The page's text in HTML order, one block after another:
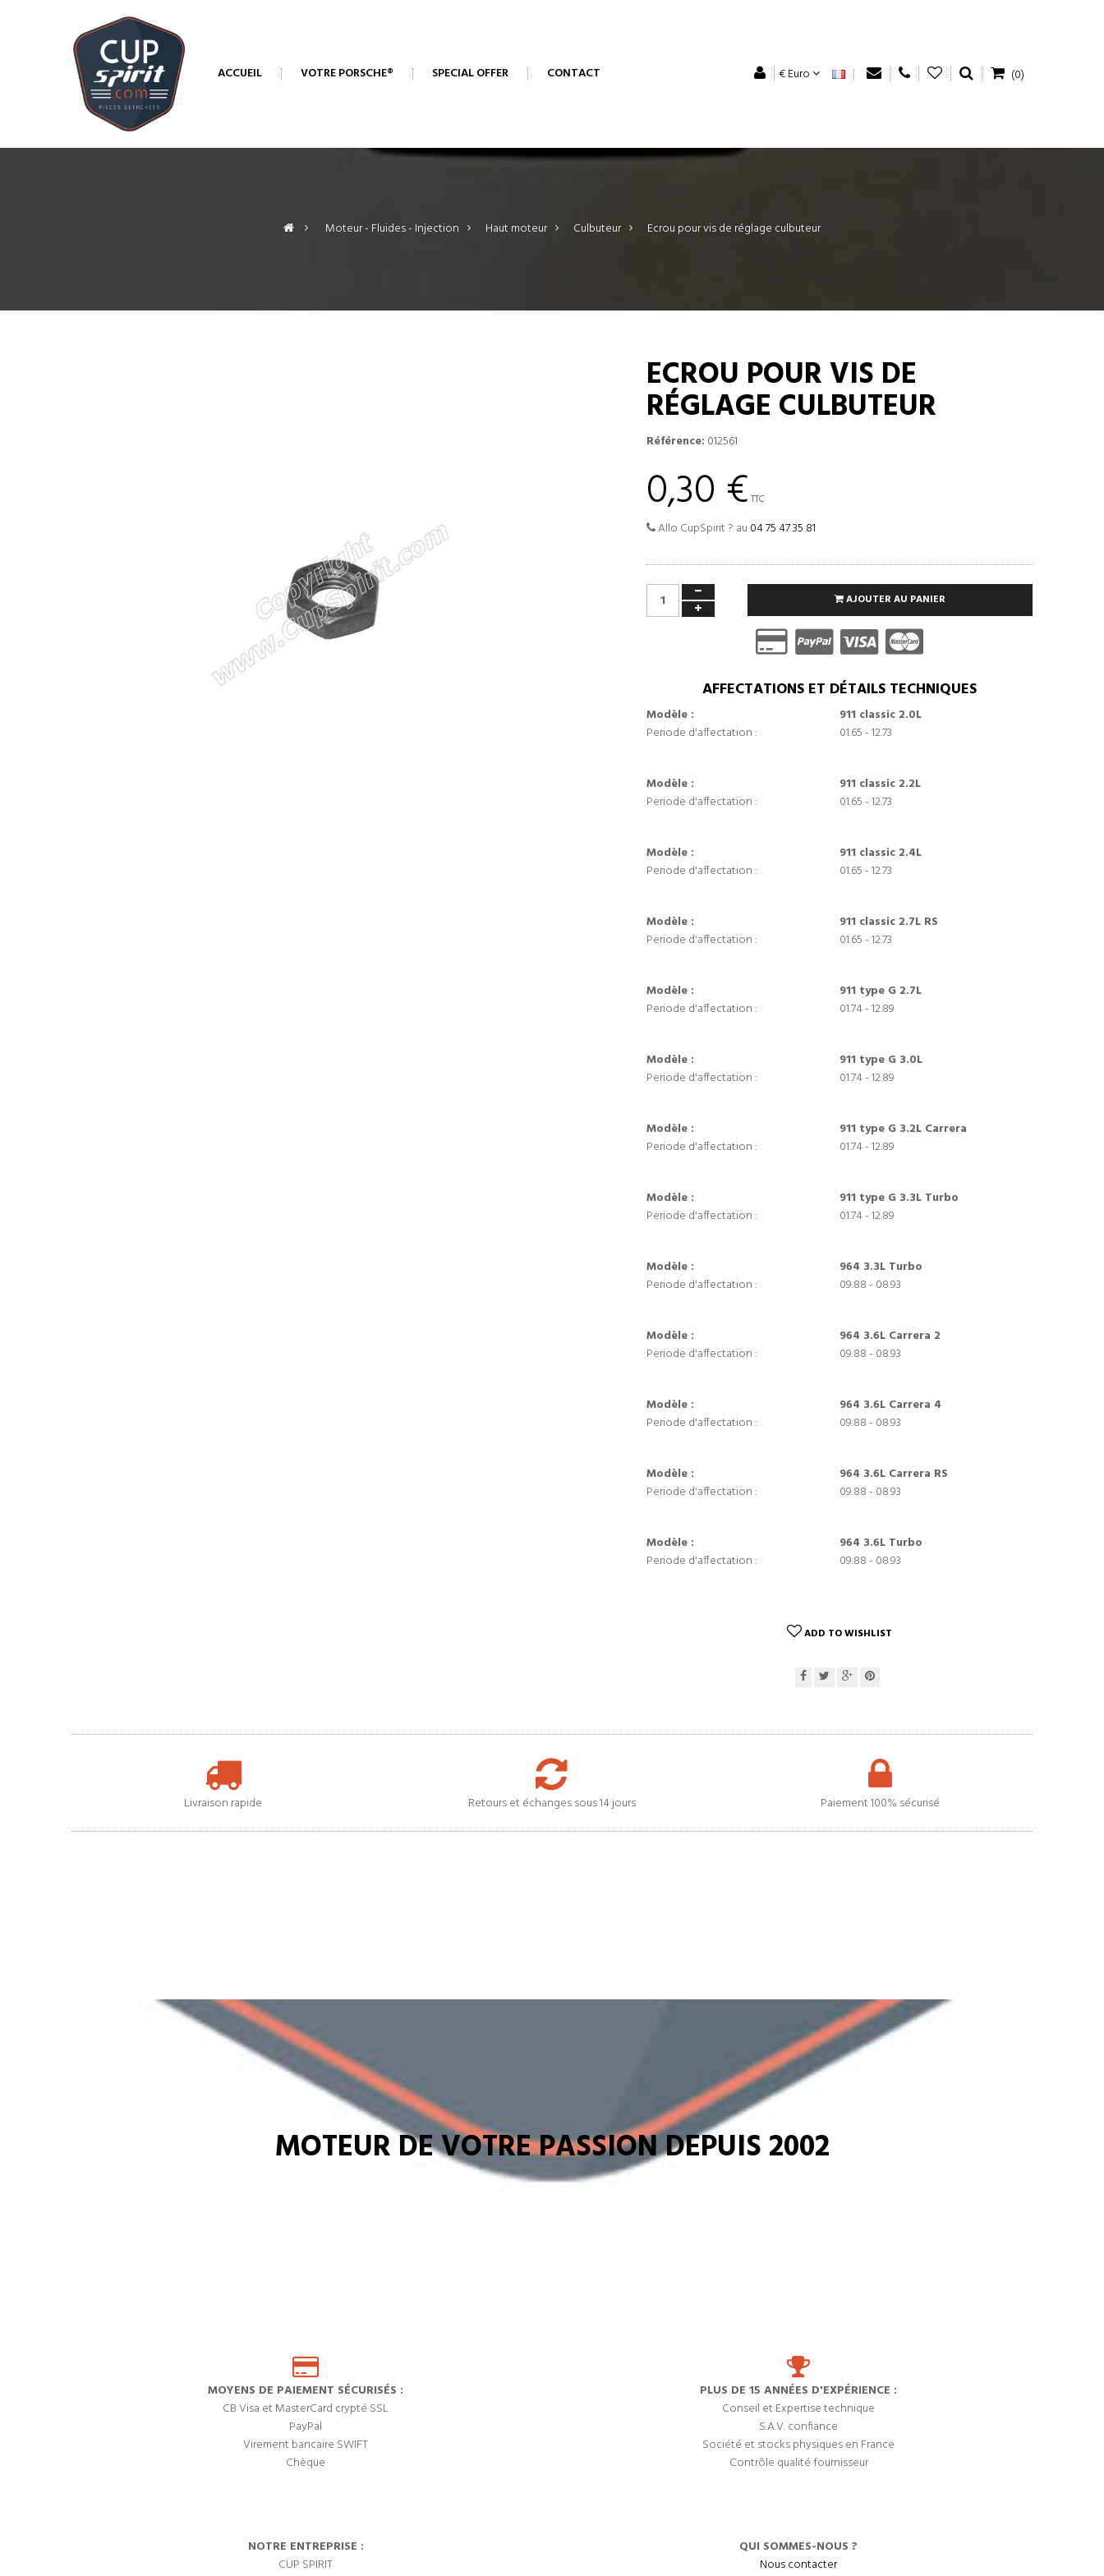
ACCUEIL VOTRE PORSCHE® SPECIAL OFFER CONTACT € Euro (0)
> Moteur - Fluides - Injection > Haut moteur > Culbuteur > Ecrou pour vis de réglage culbuteur
ECROU POUR VIS DE
RÉGLAGE CULBUTEUR
Référence: 012561
0,30 € TTC
Allo CupSpirit ? au 04 75 47 35 81
AJOUTER AU PANIER
AFFECTATIONS ET DÉTAILS TECHNIQUES
Modèle :
911 classic 2.0L
Periode d'affectation :
01.65 - 12.73
Modèle :
911 classic 2.2L
Periode d'affectation :
01.65 - 12.73
Modèle :
911 classic 2.4L
Periode d'affectation :
01.65 - 12.73
Modèle :
911 classic 2.7L RS
Periode d'affectation :
01.65 - 12.73
Modèle :
911 type G 2.7L
Periode d'affectation :
01.74 - 12.89
Modèle :
911 type G 3.0L
Periode d'affectation :
01.74 - 12.89
Modèle :
911 type G 3.2L Carrera
Periode d'affectation :
01.74 - 12.89
Modèle :
911 type G 3.3L Turbo
Periode d'affectation :
01.74 - 12.89
Modèle :
964 3.3L Turbo
Periode d'affectation :
09.88 - 08.93
Modèle :
964 3.6L Carrera 2
Periode d'affectation :
09.88 - 08.93
Modèle :
964 3.6L Carrera 4
Periode d'affectation :
09.88 - 08.93
Modèle :
964 3.6L Carrera RS
Periode d'affectation :
09.88 - 08.93
Modèle :
964 3.6L Turbo
Periode d'affectation :
09.88 - 08.93
ADD TO WISHLIST
Livraison rapide Retours et échanges sous 14 jours Paiement 100% sécurisé
MOTEUR DE VOTRE PASSION DEPUIS 2002
MOYENS DE PAIEMENT SÉCURISÉS :
CB Visa et MasterCard crypté SSL
PayPal
Virement bancaire SWIFT
Chèque
PLUS DE 15 ANNÉES D'EXPÉRIENCE :
Conseil et Expertise technique
S.A.V. confiance
Société et stocks physiques en France
Contrôle qualité fournisseur
NOTRE ENTREPRISE :
CUP SPIRIT
QUI SOMMES-NOUS ?
Nous contacter